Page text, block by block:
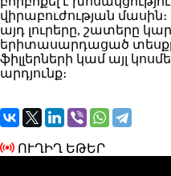
վիրաբուժության
այդ լուրերը, շատերը
երիտասարդացած տեսքը
ֆիլլերների կամ այլ
արդյունք։
ՈՒՂԻՂ ԵԹԵՐ